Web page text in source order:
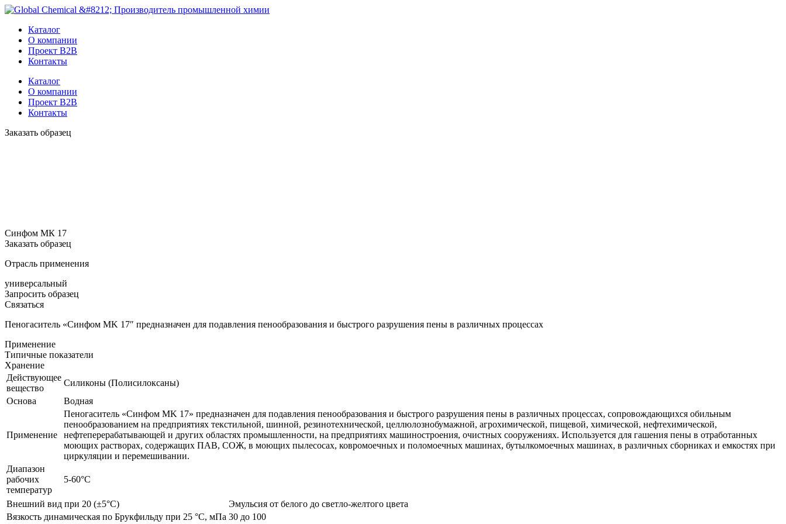
Каталог
О компании
Проект B2B
Контакты
Каталог
О компании
Проект B2B
Контакты
Заказать образец
Синфом МК 17
Заказать образец
Отрасль применения
универсальный
Запросить образец
Связаться
Пеногаситель «Синфом МK 17″ предназначен для подавления пенообразования и быстрого разрушения пены в различных процессах
Применение
Типичные показатели
Хранение
Действующее
вещество
Силиконы (Полисилоксаны)
Основа
Водная
Применение
Пеногаситель «Синфом МK 17» предназначен для подавления пенообразования и быстрого разрушения пены в различных процессах, сопровождающихся обильным
пенообразованием на предприятиях текстильной, шинной, резинотехнической, целлюлознобумажной, агрохимической, пищевой, химической, нефтехимической,
нефтеперерабатывающей и других областях промышленности, на предприятиях машиностроения, очистных сооружениях. Используется для гашения пены в отработанных
моющих растворах, содержащих ПАВ, СОЖ, в моющих пылесосах, ковромоечных и поломоечных машинах, бутылкомоечных машинах, в различных сборниках и емкостях при
циркуляции и перемешивании.
Диапазон
рабочих
температур
5-60°С
Внешний вид при 20 (±5°С)
Эмульсия от белого до светло-желтого цвета
Вязкость динамическая по Брукфильду при 25 °С, мПа 30 до 100